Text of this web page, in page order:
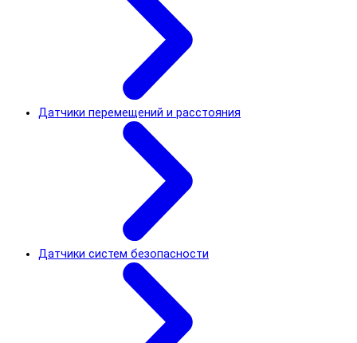
Датчики перемещений и расстояния
Датчики систем безопасности